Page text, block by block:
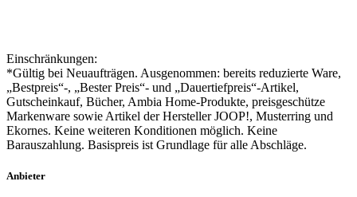
Einschränkungen:
*Gültig bei Neuaufträgen. Ausgenommen: bereits reduzierte Ware,
„Bestpreis“-, „Bester Preis“- und „Dauertiefpreis“-Artikel,
Gutscheinkauf, Bücher, Ambia Home-Produkte, preisgeschütze
Markenware sowie Artikel der Hersteller JOOP!, Musterring und
Ekornes. Keine weiteren Konditionen möglich. Keine
Barauszahlung. Basispreis ist Grundlage für alle Abschläge.
Anbieter